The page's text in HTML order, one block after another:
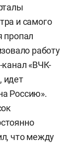
и самого
пропал
работу
«ВЧК-
идет
Россию».
что между